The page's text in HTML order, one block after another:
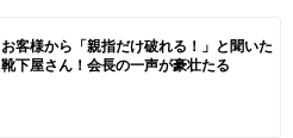
お客様から「親指だけ破れる！」と聞いた
靴下屋さん！会長の一声が豪壮たる